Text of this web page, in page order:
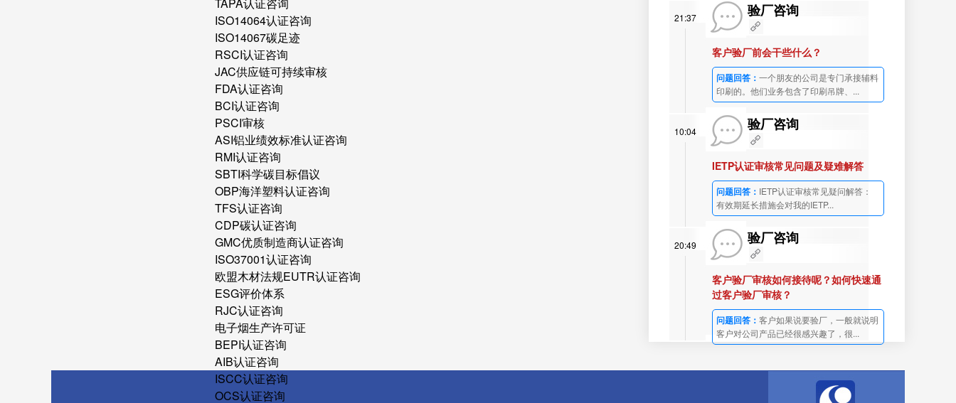
ISO14064认证咨询
ISO14067碳足迹
RSCI认证咨询
JAC供应链可持续审核
FDA认证咨询
BCI认证咨询
PSCI审核
ASI铝业绩效标准认证咨询
RMI认证咨询
SBTI科学碳目标倡议
OBP海洋塑料认证咨询
TFS认证咨询
CDP碳认证咨询
GMC优质制造商认证咨询
ISO37001认证咨询
欧盟木材法规EUTR认证咨询
ESG评价体系
RJC认证咨询
电子烟生产许可证
BEPI认证咨询
AIB认证咨询
ISCC认证咨询
OCS认证咨询
21:37 验厂咨询
客户验厂前会干些什么？
问题回答：一个朋友的公司是专门承接辅料
印刷的。他们业务包含了印刷吊牌、...
10:04 验厂咨询
IETP认证审核常见问题及疑难解答
问题回答： IETP认证审核常见疑问解答：
有效期延长措施会对我的IETP...
20:49 验厂咨询
客户验厂审核如何接待呢？如何快速通
过客户验厂审核？
问题回答：客户如果说要验厂，一般就说明
客户对公司产品已经很感兴趣了，很...